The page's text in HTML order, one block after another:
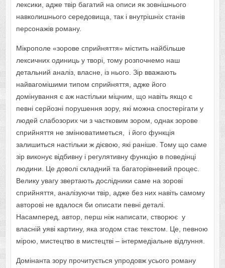
лексики, адже твір багатий на описи як зовнішнього
навколишнього середовища, так і внутрішніх станів
персонажів роману.
Мікрополе «зорове сприйняття» містить найбільше
лексичних одиниць у творі, тому розпочнемо наш
детальний аналіз, власне, із нього. Зір вважають
найвагомішими типом сприйняття, адже його
домінування є аж настільки міцним, що навіть якщо є
певні серйозні порушення зору, які можна спостерігати у
людей слабозорих чи з частковим зором, однак зорове
сприйняття не змінюватиметься, і його функція
залишиться настільки ж дієвою, які раніше. Тому що саме
зір виконує відбивну і регулятивну функцію в поведінці
людини. Це доволі складний та багаторівневий процес.
Велику увагу звертають дослідники саме на зорові
сприйняття, аналізуючи твір, адже без них навіть самому
авторові не вдалося би описати певні деталі.
Насамперед, автор, перш ніж написати, створює у
власній уяві картину, яка згодом стає текстом. Це, певною
мірою, мистецтво в мистецтві – інтермедіальне відлуння.
Домінанта зору прочитується упродовж усього роману